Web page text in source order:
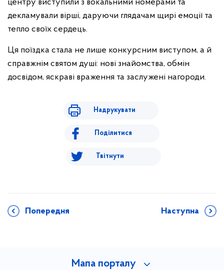
центру виступили з вокальними номерами та
декламували вірші, даруючи глядачам щирі емоції та
тепло своїх сердець.
Ця поїздка стала не лише конкурсним виступом, а й
справжнім святом душі: нові знайомства, обмін
досвідом, яскраві враження та заслужені нагороди.
Надрукувати
Поділитися
Твітнути
Попередня Наступна
Мапа порталу